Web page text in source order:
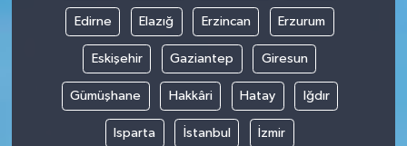
Edirne Elazığ Erzincan Erzurum
Eskişehir Gaziantep Giresun
Gümüşhane Hakkâri Hatay Iğdır
Isparta İstanbul İzmir